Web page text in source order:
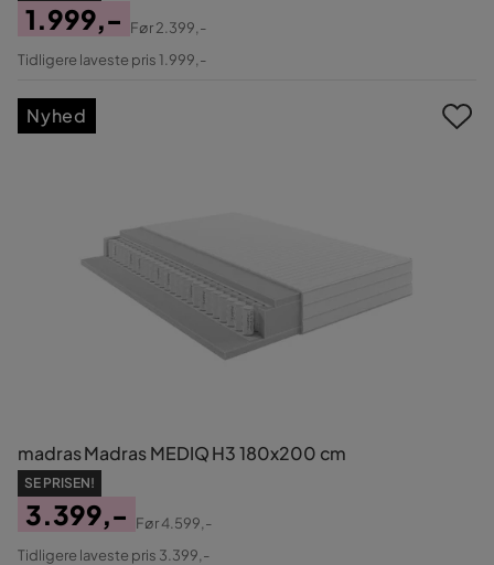
Pris
1.999,-
Original
Før2.399,-
Tidligere laveste pris 1.999,-
madras Madras MEDIQ H3 180x200 cm
SE PRISEN!
Pris
3.399,-
Original
Før4.599,-
Tidligere laveste pris 3.399,-
Nyhed